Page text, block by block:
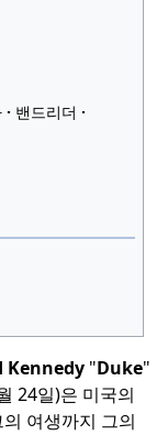
밴드리더
Kennedy "Duke"
24일)은 미국의
여생까지 그의